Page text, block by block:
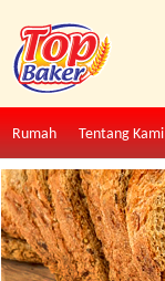
Rumah Tentang Kami